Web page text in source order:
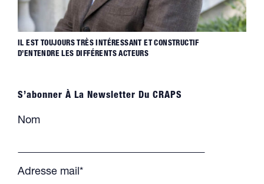
IL EST TOUJOURS TRÈS INTÉRESSANT ET CONSTRUCTIF
D’ENTENDRE LES DIFFÉRENTS ACTEURS
S’abonner À La Newsletter Du CRAPS
Nom
Adresse mail*